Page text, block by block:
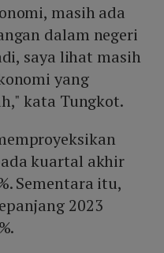
masih ada
dalam negeri
saya lihat masih
yang
kata Tungkot.
kuartal akhir
Sementara itu,
2023